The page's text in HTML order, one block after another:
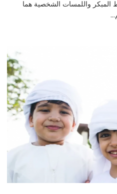
المبكر واللمسات الشخصية هما